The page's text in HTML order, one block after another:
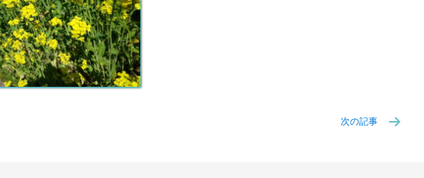
次の記事